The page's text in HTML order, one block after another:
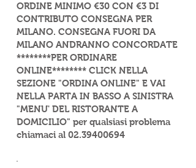
ORDINE MINIMO €30 CON €3 DI
CONTRIBUTO CONSEGNA PER
MILANO. CONSEGNA FUORI DA
MILANO ANDRANNO CONCORDATE
********PER ORDINARE
ONLINE******** CLICK NELLA
SEZIONE "ORDINA ONLINE" E VAI
NELLA PARTA IN BASSO A SINISTRA
"MENU' DEL RISTORANTE A
DOMICILIO" per qualsiasi problema
chiamaci al 02.39400694